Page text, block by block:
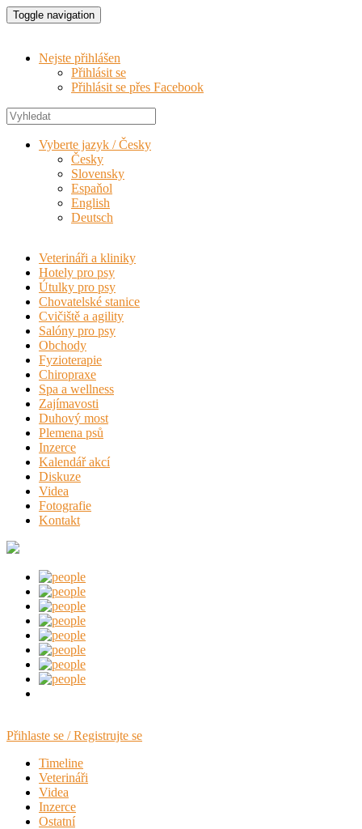
Toggle navigation
Nejste přihlášen
Přihlásit se
Přihlásit se přes Facebook
Vyberte jazyk / Česky
Česky
Slovensky
Espaňol
English
Deutsch
Veterináři a kliniky
Hotely pro psy
Útulky pro psy
Chovatelské stanice
Cvičiště a agility
Salóny pro psy
Obchody
Fyzioterapie
Chiropraxe
Spa a wellness
Zajímavosti
Duhový most
Plemena psů
Inzerce
Kalendář akcí
Diskuze
Videa
Fotografie
Kontakt
Přihlaste se / Registrujte se
Timeline
Veterináři
Videa
Inzerce
Ostatní